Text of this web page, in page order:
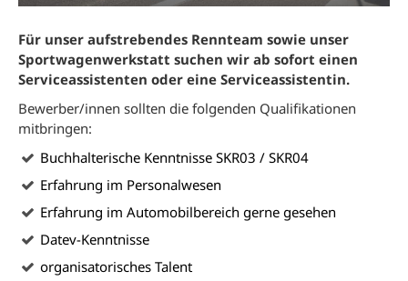
Für unser aufstrebendes Rennteam sowie unser
Sportwagenwerkstatt suchen wir ab sofort einen
Serviceassistenten oder eine Serviceassistentin.
Bewerber/innen sollten die folgenden Qualifikationen
mitbringen:
Buchhalterische Kenntnisse SKR03 / SKR04
Erfahrung im Personalwesen
Erfahrung im Automobilbereich gerne gesehen
Datev-Kenntnisse
organisatorisches Talent